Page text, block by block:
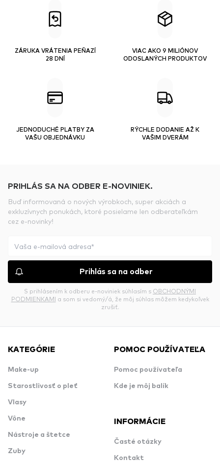
ZÁRUKA VRÁTENIA PEŇAZÍ
28 DNÍ
VIAC AKO 9 MILIÓNOV
ODOSLANÝCH PRODUKTOV
JEDNODUCHÉ PLATBY ZA
VAŠU OBJEDNÁVKU
RÝCHLE DODANIE AŽ K
VAŠIM DVERÁM
PRIHLÁS SA NA ODBER E-NOVINIEK.
Buď informovaná o nových výrobkoch, super akciách a
exkluzívnych ponukách, ktoré posielame len odberateľkám
cez e-novinky!
Prihlás sa na odber
S prihlásením k odberu e-noviniek súhlasím s OBCHODNÝMI
PODMIENKAMI a som si vedomý/á, že môj súhlas môžem kedykoľvek
zrušiť.
KATEGÓRIE
Make-up
Starostlivosť o pleť
Vlasy
Vône
Nástroje a štetce
Zuby
POMOC POUŽÍVATEĽA
Pomoc používateľa
Kde je môj balík
INFORMÁCIE
Časté otázky
Kontakt